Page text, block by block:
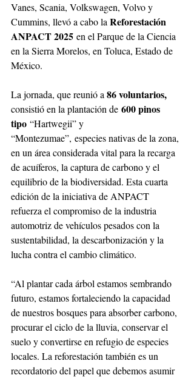
Vanes, Scania, Volkswagen, Volvo y
Cummins, llevó a cabo la Reforestación
ANPACT 2025 en el Parque de la Ciencia
en la Sierra Morelos, en Toluca, Estado de
México.
La jornada, que reunió a 86 voluntarios,
consistió en la plantación de 600 pinos
tipo “Hartwegii” y
“Montezumae”, especies nativas de la zona,
en un área considerada vital para la recarga
de acuíferos, la captura de carbono y el
equilibrio de la biodiversidad. Esta cuarta
edición de la iniciativa de ANPACT
refuerza el compromiso de la industria
automotriz de vehículos pesados con la
sustentabilidad, la descarbonización y la
lucha contra el cambio climático.
“Al plantar cada árbol estamos sembrando
futuro, estamos fortaleciendo la capacidad
de nuestros bosques para absorber carbono,
procurar el ciclo de la lluvia, conservar el
suelo y convertirse en refugio de especies
locales. La reforestación también es un
recordatorio del papel que debemos asumir